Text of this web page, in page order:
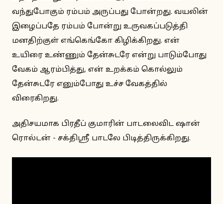
வந்துபோகும் ரம்பம் அருப்பது போன்றது. வயலின்
இழைப்பதே ரம்பம் போன்று உருவகப்படுத்தி
மனதிற்குள் எங்கெங்கோ கிழிக்கிறது. என்
உயிரை உண்ணும் தேன்சுடரே என்று பாடும்போது
வேகம் ஆரம்பித்து, என் உறக்கம் கொல்லும்
தேன்சுடரே எனும்போது உச்ச வேகத்தில்
விரைகிறது.
அதிசயமாக பிரதீப் குமாரின் பாடலைவிட ஷான்
ரொல்டன் - சக்திஸ்ரீ பாடலே பிடித்திருக்கிறது.